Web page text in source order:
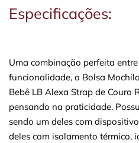
Especificações:
Uma combinação perfeita
funcionalidade, a Bolsa
Bebê LB Alexa Strap de Couro
pensando na praticidade.
sendo um deles com
deles com isolamento térmico,